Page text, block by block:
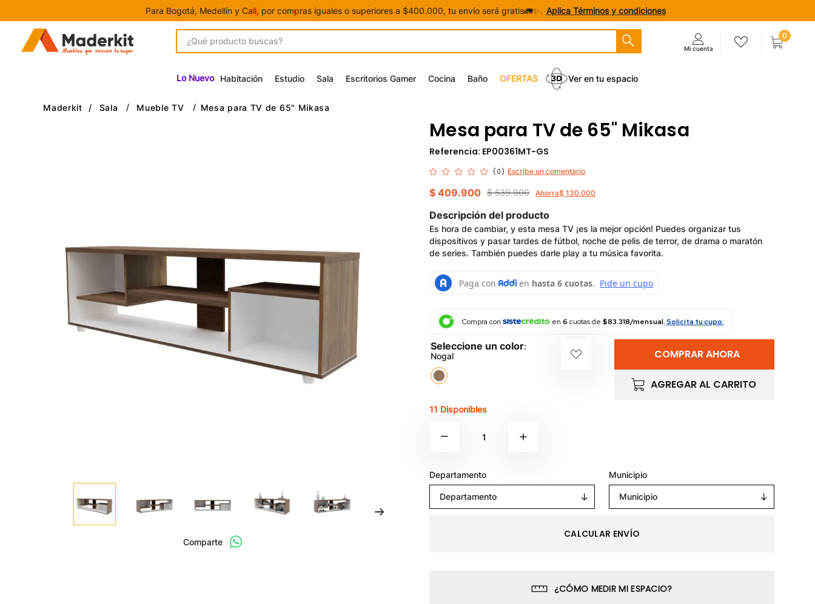
Para Bogotá, Medellín y Cali, por compras iguales o superiores a $400.000, tu envío será gratis🚛✨. Aplica Términos y condiciones
¿Qué producto buscas? 0
Lo Nuevo Habitación Estudio Sala Escritorios Gamer Cocina Baño OFERTAS Ver en tu espacio
Sala Mueble TV Mesa para TV de 65" Mikasa
Comparte
Mesa para TV de 65" Mikasa
Referencia: EP00361MT-GS
( 0 ) Escribe un comentario
$ 539.900
$ 409.900 Ahorra$ 130.000
Descripción del producto
Es hora de cambiar, y esta mesa TV ¡es la mejor opción! Puedes organizar tus
dispositivos y pasar tardes de fútbol, noche de pelis de terror, de drama o maratón
de series. También puedes darle play a tu música favorita.
Compra con en 6 cuotas de $83.318/mensual.Solicita tu cupo.
:
Nogal
11 Disponibles
COMPRAR AHORA
AGREGAR AL CARRITO
Departamento
Departamento
Municipio
Municipio
CALCULAR ENVÍO
¿CÓMO MEDIR MI ESPACIO?
3.
Escritorio